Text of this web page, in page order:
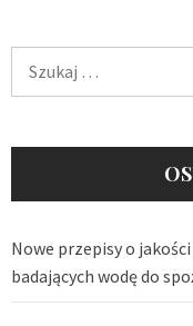
Nowe przepisy o
badających wodę do